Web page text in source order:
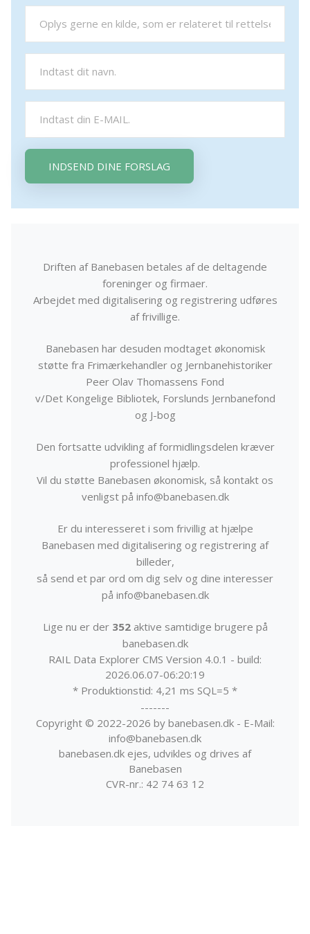
INDSEND DINE FORSLAG
Driften af Banebasen betales af de deltagende
foreninger og firmaer.
Arbejdet med digitalisering og registrering udføres
af frivillige.
Banebasen har desuden modtaget økonomisk
støtte fra Frimærkehandler og Jernbanehistoriker
Peer Olav Thomassens Fond
v/Det Kongelige Bibliotek, Forslunds Jernbanefond
og J-bog
Den fortsatte udvikling af formidlingsdelen kræver
professionel hjælp.
Vil du støtte Banebasen økonomisk, så kontakt os
venligst på info@banebasen.dk
Er du interesseret i som frivillig at hjælpe
Banebasen med digitalisering og registrering af
billeder,
så send et par ord om dig selv og dine interesser
på info@banebasen.dk
Lige nu er der 352aktive samtidige brugere på
banebasen.dk
RAIL Data Explorer CMS Version 4.0.1 - build:
2026.06.07-06:20:19
* Produktionstid: 4,21 ms SQL=5 *
-------
Copyright © 2022-2026 by banebasen.dk - E-Mail:
info@banebasen.dk
banebasen.dk ejes, udvikles og drives af
Banebasen
CVR-nr.: 42 74 63 12